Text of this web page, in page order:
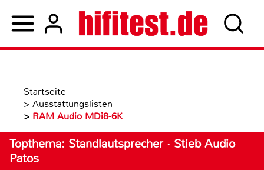
Startseite
> Ausstattungslisten
> RAM Audio MDi8-6K
Topthema: Standlautsprecher · Stieb Audio
Patos